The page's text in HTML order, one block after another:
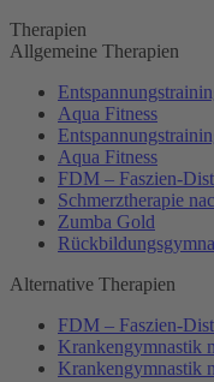
Therapien
Allgemeine Therapien
Aqua Fitness
Aqua Fitness
FDM – Faszien-
Schmerztherapie
Zumba Gold
Alternative Therapien
FDM – Faszien-
Krankengymnastik
Krankengymnastik